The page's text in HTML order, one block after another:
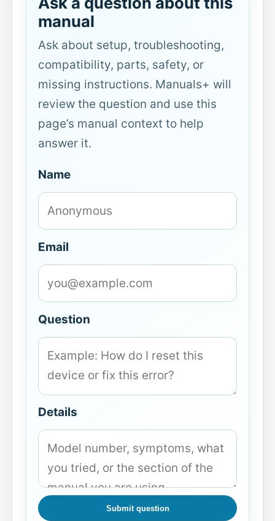
manual
Ask about setup, troubleshooting,
compatibility, parts, safety, or
missing instructions. Manuals+ will
review the question and use this
page’s manual context to help
answer it.
Name
Email
Question
Details
Submit question